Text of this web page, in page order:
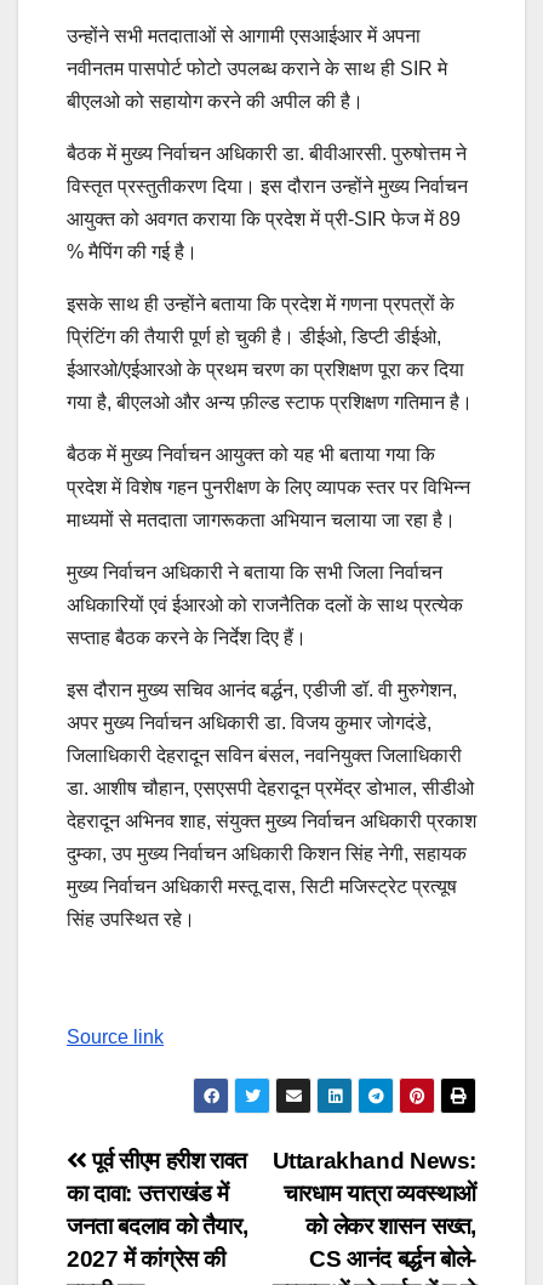
उन्होंने सभी मतदाताओं से आगामी एसआईआर में अपना
नवीनतम पासपोर्ट फोटो उपलब्ध कराने के साथ ही SIR मे
बीएलओ को सहायोग करने की अपील की है।
बैठक में मुख्य निर्वाचन अधिकारी डा. बीवीआरसी. पुरुषोत्तम ने
विस्तृत प्रस्तुतीकरण दिया। इस दौरान उन्होंने मुख्य निर्वाचन
आयुक्त को अवगत कराया कि प्रदेश में प्री-SIR फेज में 89
% मैपिंग की गई है।
इसके साथ ही उन्होंने बताया कि प्रदेश में गणना प्रपत्रों के
प्रिंटिंग की तैयारी पूर्ण हो चुकी है। डीईओ, डिप्टी डीईओ,
ईआरओ/एईआरओ के प्रथम चरण का प्रशिक्षण पूरा कर दिया
गया है, बीएलओ और अन्य फ़ील्ड स्टाफ प्रशिक्षण गतिमान है।
बैठक में मुख्य निर्वाचन आयुक्त को यह भी बताया गया कि
प्रदेश में विशेष गहन पुनरीक्षण के लिए व्यापक स्तर पर विभिन्न
माध्यमों से मतदाता जागरूकता अभियान चलाया जा रहा है।
मुख्य निर्वाचन अधिकारी ने बताया कि सभी जिला निर्वाचन
अधिकारियों एवं ईआरओ को राजनैतिक दलों के साथ प्रत्येक
सप्ताह बैठक करने के निर्देश दिए हैं।
इस दौरान मुख्य सचिव आनंद बर्द्धन, एडीजी डॉ. वी मुरुगेशन,
अपर मुख्य निर्वाचन अधिकारी डा. विजय कुमार जोगदंडे,
जिलाधिकारी देहरादून सविन बंसल, नवनियुक्त जिलाधिकारी
डा. आशीष चौहान, एसएसपी देहरादून प्रमेंद्र डोभाल, सीडीओ
देहरादून अभिनव शाह, संयुक्त मुख्य निर्वाचन अधिकारी प्रकाश
दुम्का, उप मुख्य निर्वाचन अधिकारी किशन सिंह नेगी, सहायक
मुख्य निर्वाचन अधिकारी मस्तू दास, सिटी मजिस्ट्रेट प्रत्यूष
सिंह उपस्थित रहे।
Source link
Post
navigation
Uttarakhand News:
चारधाम यात्रा व्यवस्थाओं
को लेकर शासन सख्त,
CS आनंद बर्द्धन बोले-
पूर्व सीएम हरीश रावत
का दावा: उत्तराखंड में
जनता बदलाव को तैयार,
2027 में कांग्रेस की